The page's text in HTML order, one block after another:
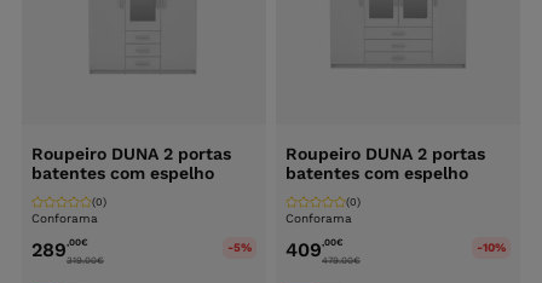
Roupeiro DUNA 2 portas
batentes com espelho
Conforama
(0)
289,00€
319.00€
-5%
Roupeiro DUNA 2 portas
batentes com espelho
Conforama
(0)
409,00€
479.00€
-10%